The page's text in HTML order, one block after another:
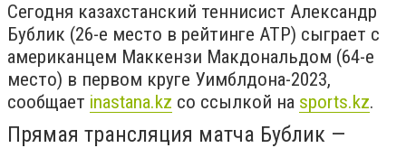
Сегодня казахстанский теннисист Александр
Бублик (26-е место в рейтинге ATP) сыграет с
американцем Маккензи Макдональдом (64-е
место) в первом круге Уимблдона-2023,
сообщает inastana.kz со ссылкой на sports.kz.
Прямая трансляция матча Бублик —